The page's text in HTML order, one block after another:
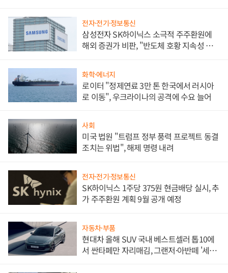
전자·전기·정보통신
삼성전자 SK하이닉스 소극적 주주환원에
해외 증권가 비판, "반도체 호황 지속성 의
화학·에너지
로이터 "정제연료 3만 톤 한국에서 러시아
로 이동", 우크라이나의 공격에 수요 늘어
사회
미국 법원 "트럼프 정부 풍력 프로젝트 동결
조치는 위법", 해제 명령 내려
전자·전기·정보통신
SK하이닉스 1주당 375원 현금배당 실시, 추
가 주주환원 계획 9월 공개 예정
자동차·부품
현대차 올해 SUV 국내 베스트셀러 톱10에
서 싼타페만 자리매김, 그랜저·아반떼 '세단